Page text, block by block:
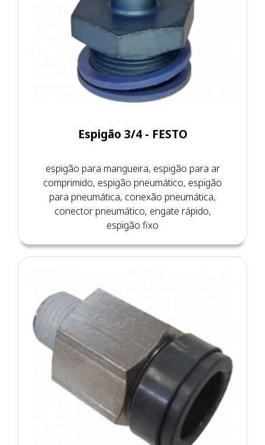
Espigão 3/4 - FESTO
espigão para mangueira, espigão para ar
comprimido, espigão pneumático, espigão
para pneumática, conexão pneumática,
conector pneumático, engate rápido,
espigão fixo